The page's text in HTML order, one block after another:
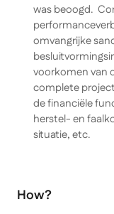
was beoogd.
omvangrijke
voorkomen van
complete
de financiële
herstel- en
situatie, etc.
How?